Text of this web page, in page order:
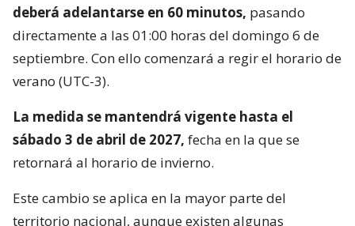
deberá adelantarse en 60 minutos, pasando
directamente a las 01:00 horas del domingo 6 de
septiembre. Con ello comenzará a regir el horario de
verano (UTC-3).
La medida se mantendrá vigente hasta el
sábado 3 de abril de 2027, fecha en la que se
retornará al horario de invierno.
Este cambio se aplica en la mayor parte del
territorio nacional, aunque existen algunas